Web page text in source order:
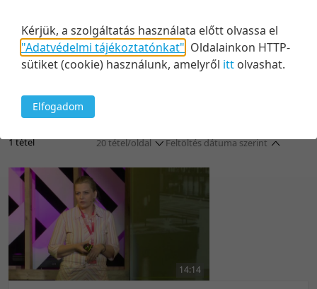
Keresés
Feltöltés dátuma szerint
Relevancia szerint
Utolsó módosítás szerint
1 tétel
20 tétel/oldal
5 tétel/oldal
10 tétel/oldal
20 tétel/oldal
50 tétel/oldal
100 tétel/oldal
14:14
Kérjük, a szolgáltatás használata előtt olvassa el
"Adatvédelmi tájékoztatónkat" Oldalainkon HTTP-
sütiket (cookie) használunk, amelyről itt olvashat.
Elfogadom